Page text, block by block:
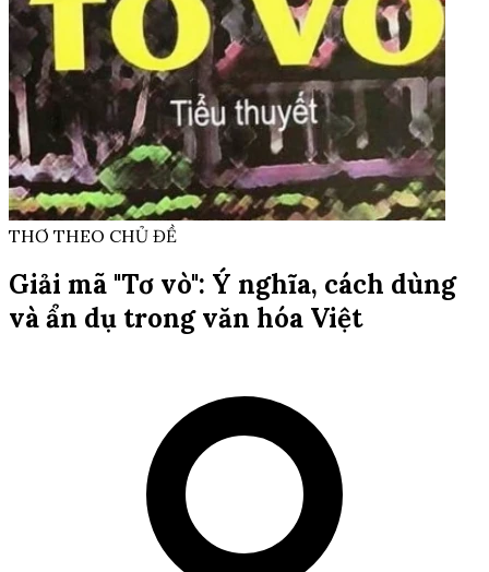
THƠ THEO CHỦ ĐỀ
Giải mã "Tơ vò": Ý nghĩa, cách dùng
và ẩn dụ trong văn hóa Việt